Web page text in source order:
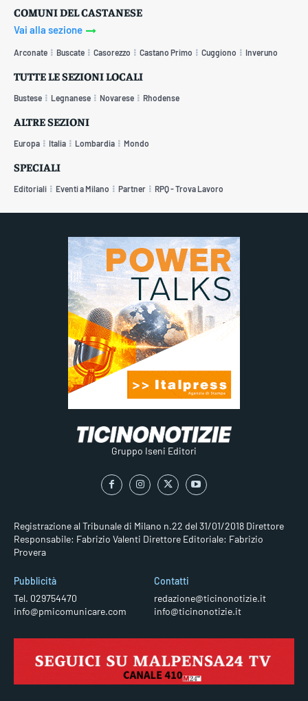
COMUNI DEL CASTANESE
Vai alla sezione
Arconate Buscate Casorezzo Castano Primo Cuggiono Inveruno
TUTTE LE SEZIONI LOCALI
Bustese Legnanese Novarese Rhodense
ALTRE SEZIONI
Europa Italia Lombardia Mondo
SPECIALI
Editoriali Eventi a Milano Partner RPQ - Trova Lavoro
Gruppo Iseni Editori
Registrazione al Tribunale di Milano n.22 del 31/01/2018 Direttore
Responsabile: Fabrizio Valenti Direttore Editoriale: Fabrizio
Provera
Pubblicità
Tel. 029754470
info@pmicomunicare.com
Contatti
redazione@ticinonotizie.it
info@ticinonotizie.it